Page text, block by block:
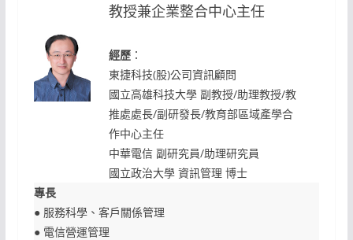
教授兼企業整合中心主任
經歷 ：
東捷科技(股)公司資訊顧問
國立高雄科技大學 副教授/助理教授/教
推處處長/副研發長/教育部區域產學合
作中心主任
中華電信 副研究員/助理研究員
國立政治大學 資訊管理 博士
專長
● 服務科學、客戶關係管理
● 電信營運管理